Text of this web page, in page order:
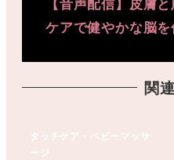
ケアで健やかな脳
関
タッチケア・ベビーマッサ
ージ